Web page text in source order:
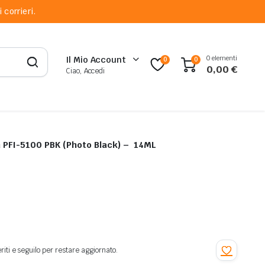
corrieri.
Il Mio Account
Ciao, Accedi
0 0 0 elementi
0,00€
5100 PBK (Photo Black) – 14ML